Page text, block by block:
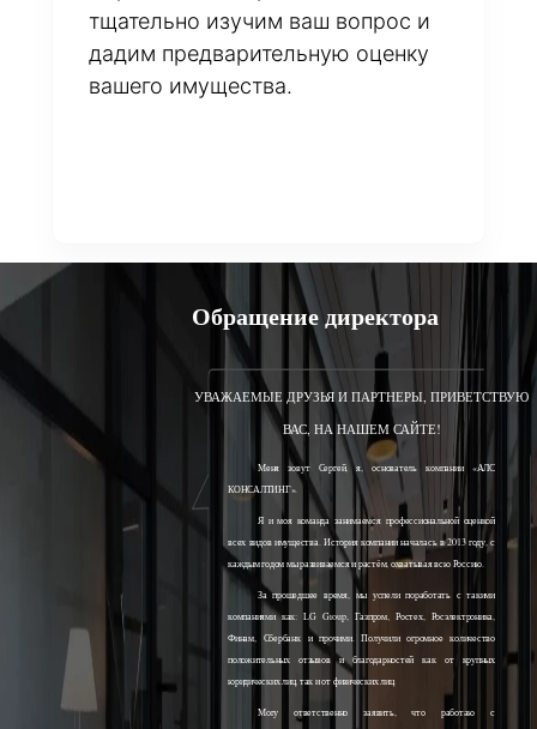
тщательно изучим ваш вопрос и
дадим предварительную оценку
вашего имущества.
Обращение директора
УВАЖАЕМЫЕ ДРУЗЬЯ И ПАРТНЕРЫ, ПРИВЕТСТВУЮ
ВАС, НА НАШЕМ САЙТЕ!
Меня зовут Сергей, я, основатель компании «АЛС
КОНСАЛТИНГ».
Я и моя команда занимаемся профессиональной оценкой
всех видов имущества. История компании началась в 2013 году, с
каждым годом мы развиваемся и растём, охватывая всю Россию.
За прошедшее время, мы успели поработать с такими
компаниями как: LG Group, Газпром, Ростех, Росэлектроника,
Финам, Сбербанк и прочими. Получили огромное количество
положительных отзывов и благодарностей как от крупных
юридических лиц, так и от физических лиц.
Могу ответственно заявить, что работаю с